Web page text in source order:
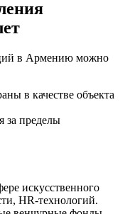
в Армению можно
в качестве объекта
за пределы
искусственного
HR-технологий.